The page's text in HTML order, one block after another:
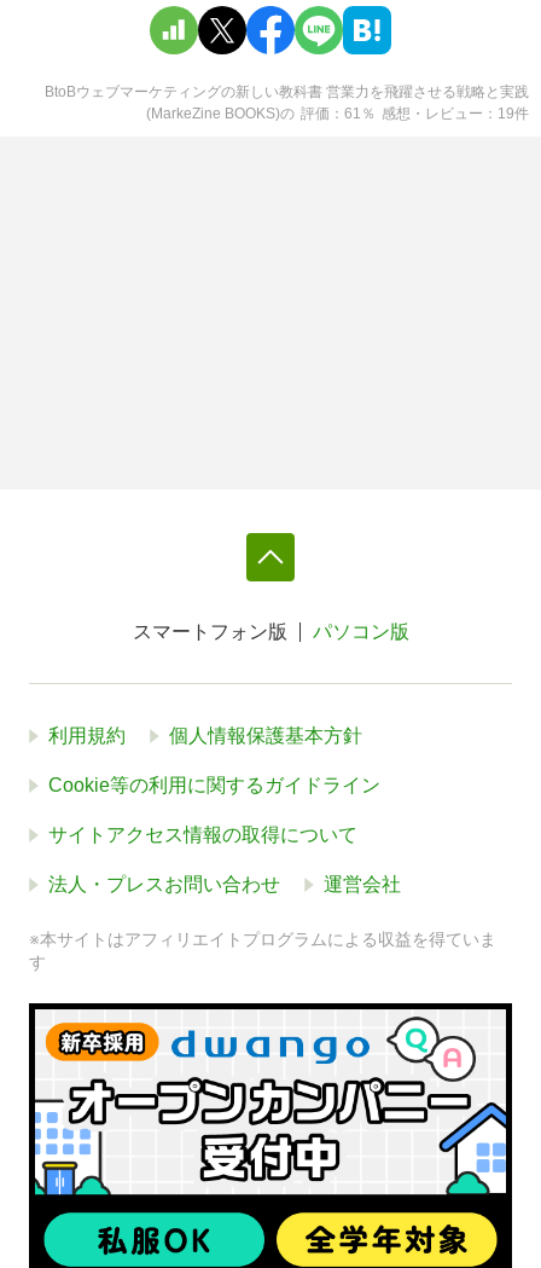
BtoBウェブマーケティングの新しい教科書 営業力を飛躍させる戦略と実践
(MarkeZine BOOKS)の 評価 61 ％ 感想・レビュー 19件
スマートフォン版 パソコン版
利用規約 個人情報保護基本方針
Cookie等の利用に関するガイドライン
サイトアクセス情報の取得について
法人・プレスお問い合わせ 運営会社
※本サイトはアフィリエイトプログラムによる収益を得ていま
す